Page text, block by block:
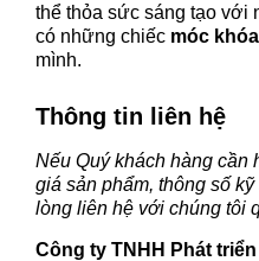
thể thỏa sức sáng tạo với
có những chiếc móc
mình.
Thông tin liên hệ
Nếu Quý khách hàng cần
giá sản phẩm, thông số
lòng liên hệ với chúng tôi
Công ty TNHH Phát